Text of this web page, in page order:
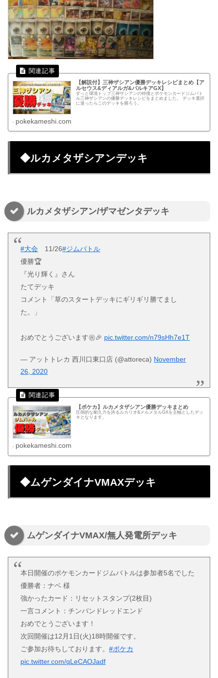
【解説付】三神ザシアン優勝デッキレシピまとめ【ア
ルセウス&ディアルガ&パルキアGX】
ずっと環境トップ三神ザシアンの特徴とポケモンカードジムバト
ル三神ザシアンの優勝デッキレシピをまとめました。 デッキ選択
に迷ったらこのデッキを握ろう。
pokekameshi.com
◆ルカメタザシアンデッキ
ルカメタザシアン/ザマゼンタデッキ
#大会 11/26#ジムバトル
優勝🏆
『光り輝く』さん
たてデッキ
コメント「草のスタートデッキにギリギリ勝てまし
た。」
おめでとうございます㊗️🎉 pic.twitter.com/n79sHh7e1T
— アットトレカ 西川口東口店 (@attoreca) November
26, 2020
【ポケカ】ルカメタザシアン優勝デッキまとめ
圧倒的な耐久力を誇るルカリオ&メルメタルGXを主軸としたデッ
キとなります。
pokekameshi.com
◆ムゲンダイナVMAXデッキ
ムゲンダイナVMAX/無人発電所デッキ
本日開催のポケモンカードジムバトルは参加者5名でした
優勝者：ナベ 様
強かったカード：リセットスタンプ(2枚目)
一言コメント：チンパンドレッドエンド
おめでとうございます！
次回開催は12月1日(火)18時開催です。
ご参加お待ちしております。#ポケカ
pic.twitter.com/qLeCAOJadf